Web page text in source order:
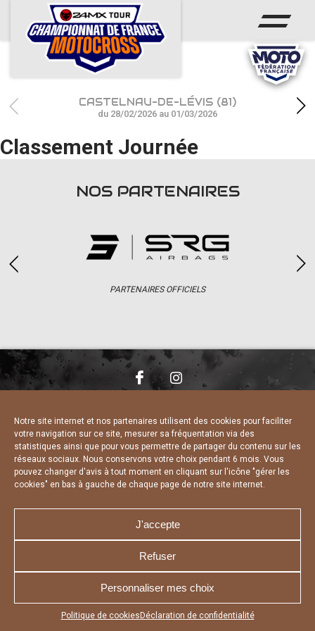
Notre site internet et nos partenaires utilisent des cookies pour faciliter
votre navigation sur ce site, mesurer sa fréquentation via des
statistiques ainsi que pour vous permettre de partager du contenu sur les
réseaux sociaux. Nous conservons votre choix pendant 6 mois. Vous
pouvez changer d'avis à tout moment en cliquant sur l'icône "gérer les
cookies" en bas à gauche de chaque page de notre site internet.
J'accepte
Refuser
Personnaliser mes choix
Politique de cookies Déclaration de confidentialité
Appuyez sur le bouton partager en bas de votre
ACCUEIL
ACTUS
CALENDRIER
RÉSULTATS
PHOTOS / WEB TV
CASTELNAU-DE-LÉVIS (81)
du 28/02/2026 au 01/03/2026
Classement Journée
NOS PARTENAIRES
PARTENAIRES OFFICIELS
CHARTE DE CONFIDENTIALITÉ
DÉCLARATION DE CONFIDENTIALITÉ
POLITIQUE D’UTILISATION DES COOKIES
RÉALISÉ PAR L’AGENCE WEB A3 WEB